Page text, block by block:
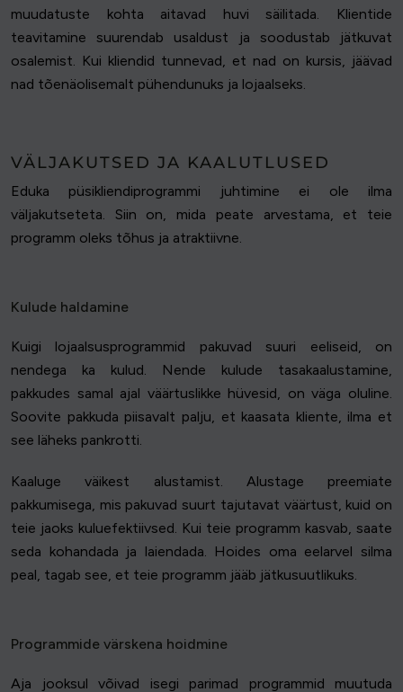
muudatuste kohta aitavad huvi säilitada. Klientide
teavitamine suurendab usaldust ja soodustab jätkuvat
osalemist. Kui kliendid tunnevad, et nad on kursis, jäävad
nad tõenäolisemalt pühendunuks ja lojaalseks.
VÄLJAKUTSED JA KAALUTLUSED
Eduka püsikliendiprogrammi juhtimine ei ole ilma
väljakutseteta. Siin on, mida peate arvestama, et teie
programm oleks tõhus ja atraktiivne.
Kulude haldamine
Kuigi lojaalsusprogrammid pakuvad suuri eeliseid, on
nendega ka kulud. Nende kulude tasakaalustamine,
pakkudes samal ajal väärtuslikke hüvesid, on väga oluline.
Soovite pakkuda piisavalt palju, et kaasata kliente, ilma et
see läheks pankrotti.
Kaaluge väikest alustamist. Alustage preemiate
pakkumisega, mis pakuvad suurt tajutavat väärtust, kuid on
teie jaoks kuluefektiivsed. Kui teie programm kasvab, saate
seda kohandada ja laiendada. Hoides oma eelarvel silma
peal, tagab see, et teie programm jääb jätkusuutlikuks.
Programmide värskena hoidmine
Aja jooksul võivad isegi parimad programmid muutuda